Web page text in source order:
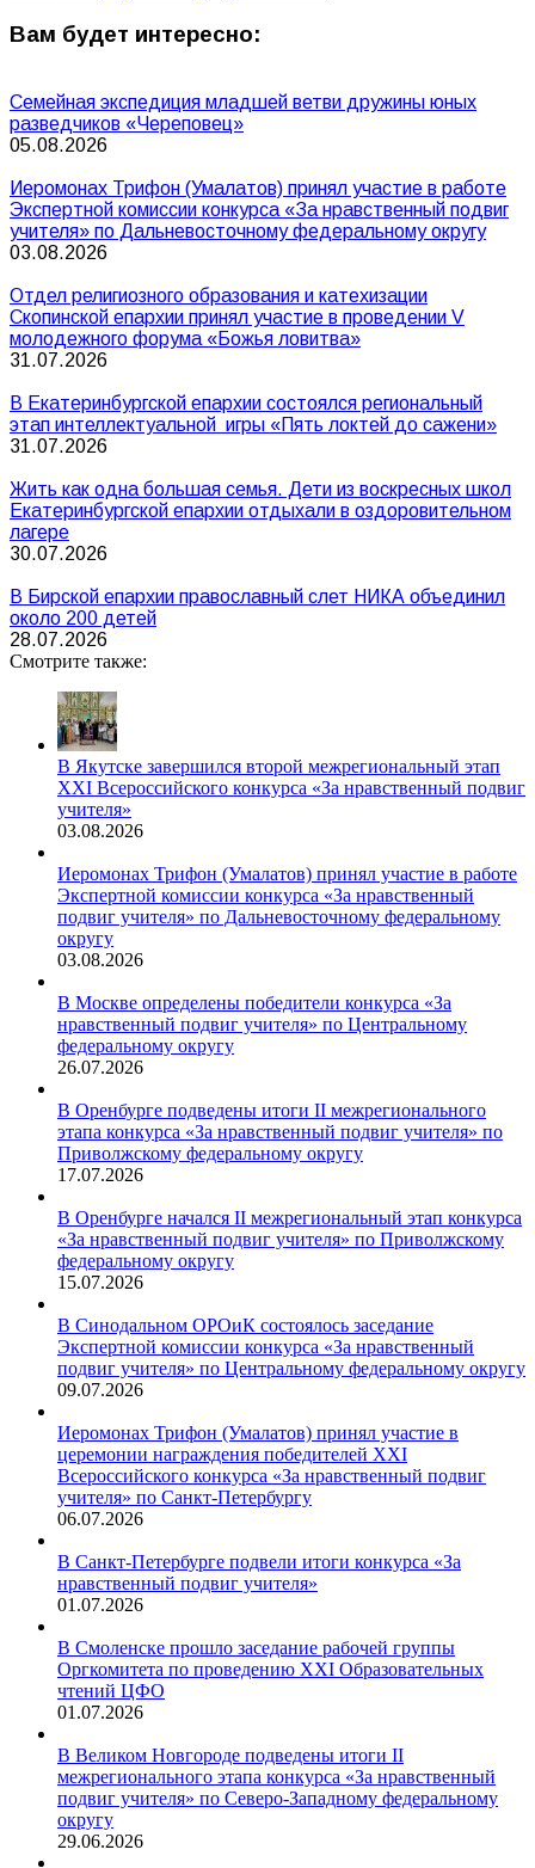
Вам будет интересно:
Семейная экспедиция младшей ветви дружины юных
разведчиков «Череповец»
05.08.2026
Иеромонах Трифон (Умалатов) принял участие в работе
Экспертной комиссии конкурса «За нравственный подвиг
учителя» по Дальневосточному федеральному округу
03.08.2026
Отдел религиозного образования и катехизации
Скопинской епархии принял участие в проведении V
молодежного форума «Божья ловитва»
31.07.2026
В Екатеринбургской епархии состоялся региональный
этап интеллектуальной игры «Пять локтей до сажени»
31.07.2026
Жить как одна большая семья. Дети из воскресных школ
Екатеринбургской епархии отдыхали в оздоровительном
лагере
30.07.2026
В Бирской епархии православный слет НИКА объединил
около 200 детей
28.07.2026
Смотрите также:
В Якутске завершился второй межрегиональный этап
XXI Всероссийского конкурса «За нравственный подвиг
учителя»
03.08.2026
Иеромонах Трифон (Умалатов) принял участие в работе
Экспертной комиссии конкурса «За нравственный
подвиг учителя» по Дальневосточному федеральному
округу
03.08.2026
В Москве определены победители конкурса «За
нравственный подвиг учителя» по Центральному
федеральному округу
26.07.2026
В Оренбурге подведены итоги II межрегионального
этапа конкурса «За нравственный подвиг учителя» по
Приволжскому федеральному округу
17.07.2026
В Оренбурге начался II межрегиональный этап конкурса
«За нравственный подвиг учителя» по Приволжскому
федеральному округу
15.07.2026
В Синодальном ОРОиК состоялось заседание
Экспертной комиссии конкурса «За нравственный
подвиг учителя» по Центральному федеральному округу
09.07.2026
Иеромонах Трифон (Умалатов) принял участие в
церемонии награждения победителей XXI
Всероссийского конкурса «За нравственный подвиг
учителя» по Санкт-Петербургу
06.07.2026
В Санкт-Петербурге подвели итоги конкурса «За
нравственный подвиг учителя»
01.07.2026
В Смоленске прошло заседание рабочей группы
Оргкомитета по проведению XXI Образовательных
чтений ЦФО
01.07.2026
В Великом Новгороде подведены итоги II
межрегионального этапа конкурса «За нравственный
подвиг учителя» по Северо-Западному федеральному
округу
29.06.2026